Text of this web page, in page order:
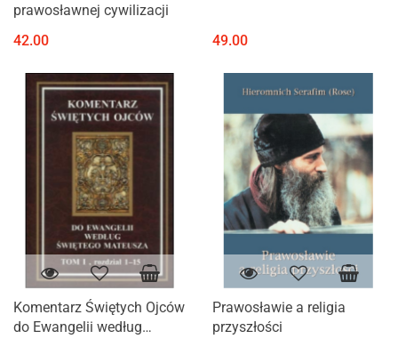
prawosławnej cywilizacji
42.00
49.00
Komentarz Świętych Ojców
do Ewangelii według
Prawosławie a religia
przyszłości